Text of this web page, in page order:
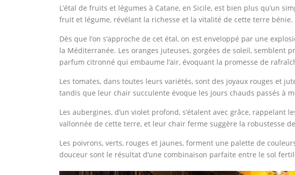
L’étal de fruits et légumes à Catane, en Sicile, est bien plus qu’un
fruit et légume, révélant la richesse et la vitalité de cette terre bénie.
Dès que l’on s’approche de cet étal, on est enveloppé par une
la Méditerranée. Les oranges juteuses, gorgées de soleil, semblent
parfum citronné qui embaume l’air, évoquant la promesse de
Les tomates, dans toutes leurs variétés, sont des joyaux rouges et
tandis que leur chair succulente évoque les jours chauds passés à
Les aubergines, d’un violet profond, s’étalent avec grâce,
vallonnée de cette terre, et leur chair ferme suggère la robustesse
Les poivrons, verts, rouges et jaunes, forment une palette de
douceur sont le résultat d’une combinaison parfaite entre le sol